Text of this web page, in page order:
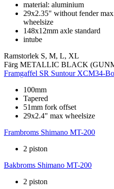
material: aluminium
29x2.35" without fender
wheelsize
148x12mm axle standard
intube
Ramstorlek S, M, L, XL
Färg METALLIC BLACK
Framgaffel SR Suntour XCM34-
100mm
Tapered
51mm fork offset
29x2.4" max wheelsize
Frambroms Shimano MT-200
2 piston
Bakbroms Shimano MT-200
2 piston